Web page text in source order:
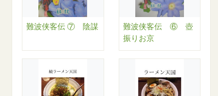
難波侠客伝 ⑦ 陰謀
難波侠客伝 ⑥ 壺
振りお京